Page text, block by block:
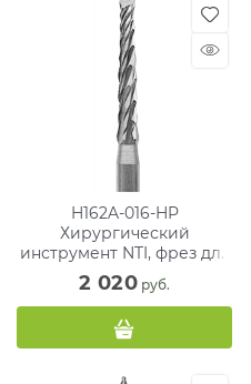
H162A-016-HP
Хирургический
инструмент NTI, фрез для
кости
2 020 руб.